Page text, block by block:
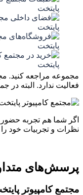
مجموعه مراجعه کنید.
فعالیت ندارد. البته در
اگر شما هم تجربه حضور
نظرات و تجربیات خود را
پرسش‌های
مجتمع کامپیوتر